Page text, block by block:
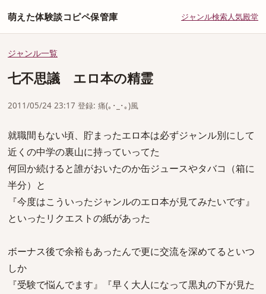
萌えた体験談コピペ保管庫 ジャンル検索人気殿堂
ジャンル一覧
七不思議 エロ本の精霊
2011/05/24 23:17 登録: 痛(｡･_･｡)風
就職間もない頃、貯まったエロ本は必ずジャンル別にして
近くの中学の裏山に持っていってた
何回か続けると誰がおいたのか缶ジュースやタバコ（箱に
半分）と
『今度はこういったジャンルのエロ本が見てみたいです』
といったリクエストの紙があった
ボーナス後で余裕もあったんで更に交流を深めてるといつ
しか
『受験で悩んでます』『早く大人になって黒丸の下が見た